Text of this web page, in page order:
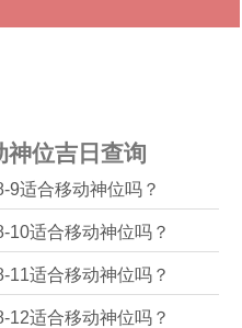
神位吉日查询
9适合移动神位吗？
10适合移动神位吗？
11适合移动神位吗？
12适合移动神位吗？